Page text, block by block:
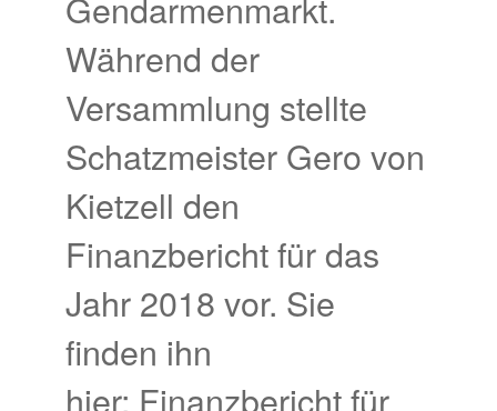
Während der
Versammlung stellte
Schatzmeister Gero von
Kietzell den
Finanzbericht für das
Jahr 2018 vor. Sie
finden ihn
hier: Finanzbericht für